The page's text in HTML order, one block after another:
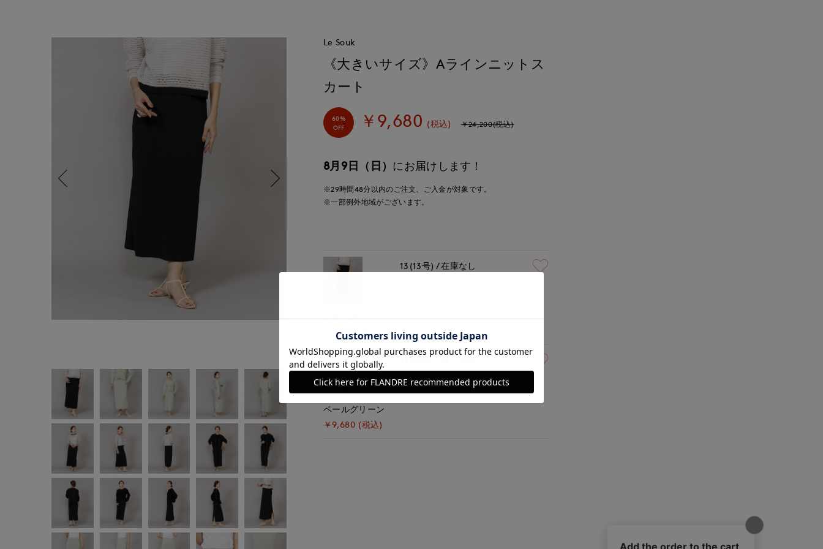
Le Souk
《大きいサイズ》Aラインニットス
カート
60%
OFF
￥9,680 (税込) ￥24,200(税込)
8月9日（日） にお届けします！
※29時間48分以内のご注文、ご入金が対象です。
※一部例外地域がございます。
￥9,680 (税込)
13(13号) 在庫なし
ペールグリーン
￥9,680 (税込)
13(13号)